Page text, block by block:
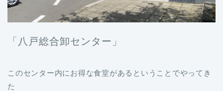
「八戸総合卸センター」
このセンター内にお得な食堂があるということでやってき
た